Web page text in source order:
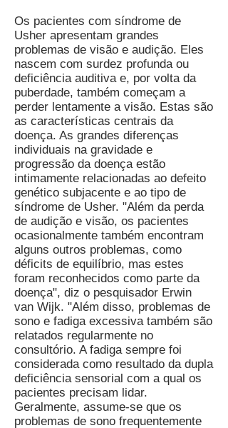
Os pacientes com síndrome de
Usher apresentam grandes
problemas de visão e audição. Eles
nascem com surdez profunda ou
deficiência auditiva e, por volta da
puberdade, também começam a
perder lentamente a visão. Estas são
as características centrais da
doença. As grandes diferenças
individuais na gravidade e
progressão da doença estão
intimamente relacionadas ao defeito
genético subjacente e ao tipo de
síndrome de Usher. "Além da perda
de audição e visão, os pacientes
ocasionalmente também encontram
alguns outros problemas, como
déficits de equilíbrio, mas estes
foram reconhecidos como parte da
doença", diz o pesquisador Erwin
van Wijk. "Além disso, problemas de
sono e fadiga excessiva também são
relatados regularmente no
consultório. A fadiga sempre foi
considerada como resultado da dupla
deficiência sensorial com a qual os
pacientes precisam lidar.
Geralmente, assume-se que os
problemas de sono frequentemente